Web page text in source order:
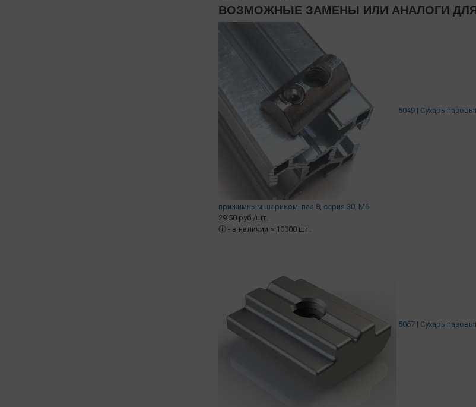
ВОЗМОЖНЫЕ ЗАМЕНЫ ИЛИ АНАЛОГИ ДЛЯ
5049 | Сухарь
прижимным шариком, паз 8, серия 30, М6
29.50 руб./шт.
ⓘ - в наличии ≈ 10000 шт.
5067 | Сухарь